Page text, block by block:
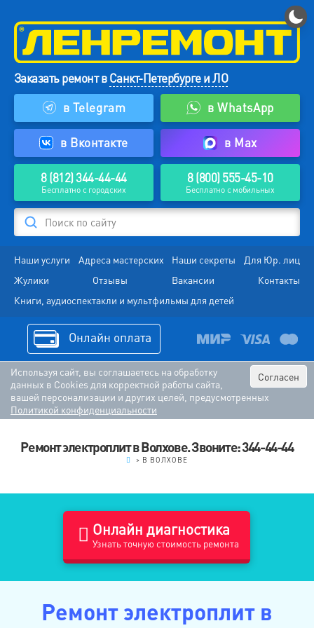
Заказать ремонт вСанкт-Петербурге и ЛО
в Telegram
в WhatsApp
в Вконтакте в Max
8 (812) 344-44-44
Бесплатно с городских
8 (800) 555-45-10
Бесплатно с мобильных
Поиск по сайту
Наши услуги Адреса мастерских Наши секреты
Для Юр. лиц
Жулики
Отзывы Вакансии
Контакты
Книги, аудиоспектакли и мультфильмы для детей
Онлайн оплата
Согласен
Используя сайт, вы соглашаетесь на обработку
данных в Cookies для корректной работы сайта,
вашей персонализации и других целей, предусмотренных
Политикой конфиденциальности
Ремонт электроплит в Волхове. Звоните: 344-44-44
> В ВОЛХОВЕ
Онлайн диагностика
Узнать точную стоимость ремонта
Ремонт электроплит в